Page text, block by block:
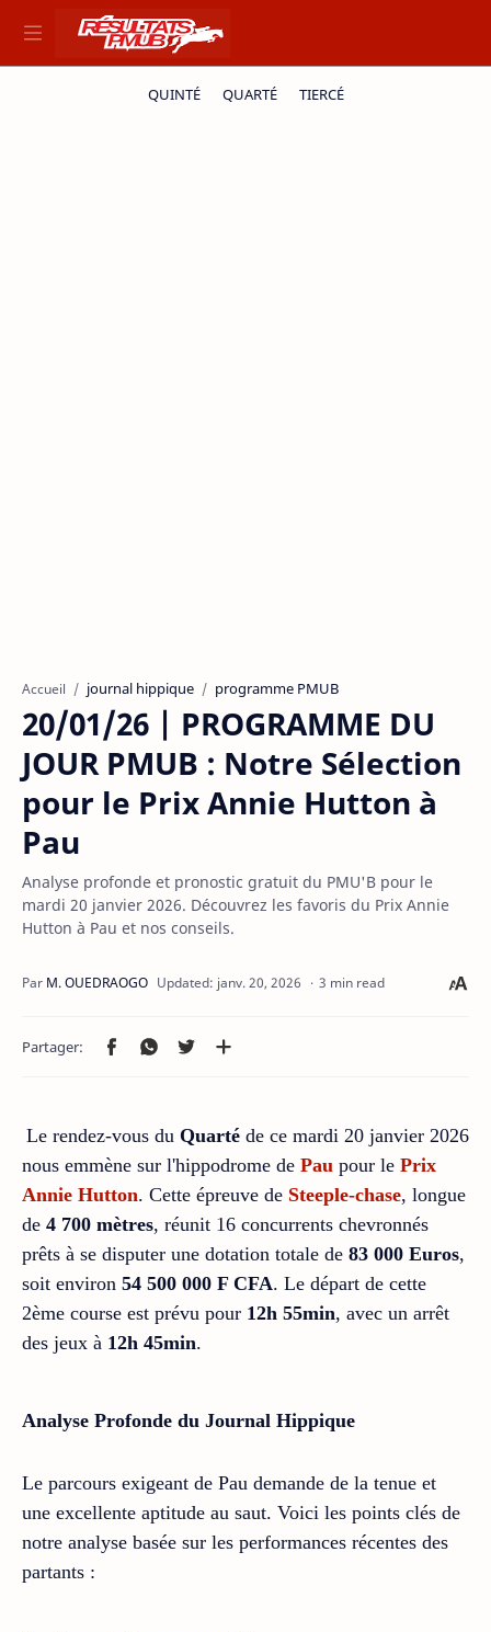
Accueil journal hippique programme PMUB
20/01/26 | PROGRAMME DU
JOUR PMUB : Notre Sélection
pour le Prix Annie Hutton à
Pau
Analyse profonde et pronostic gratuit du PMU'B pour le
mardi 20 janvier 2026. Découvrez les favoris du Prix Annie
Hutton à Pau et nos conseils.
3 min read
Le rendez-vous du Quarté de ce mardi 20 janvier 2026
nous emmène sur l'hippodrome de Pau pour le Prix
Annie Hutton. Cette épreuve de Steeple-chase, longue
de 4 700 mètres, réunit 16 concurrents chevronnés
prêts à se disputer une dotation totale de 83 000 Euros,
soit environ 54 500 000 F CFA. Le départ de cette
2ème course est prévu pour 12h 55min, avec un arrêt
des jeux à 12h 45min.
Analyse Profonde du Journal Hippique
Le parcours exigeant de Pau demande de la tenue et
une excellente aptitude au saut. Voici les points clés de
notre analyse basée sur les performances récentes des
partants :